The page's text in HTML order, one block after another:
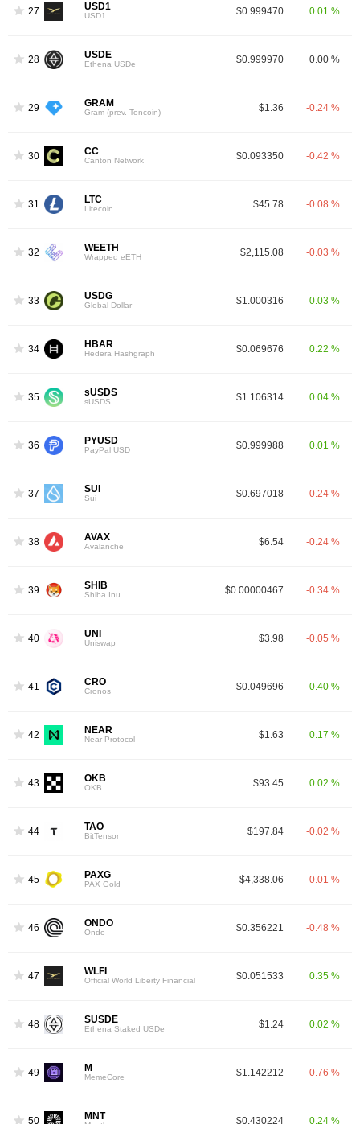
27 USD1
USD1 $0.999470 0.01 %
28 USDE
Ethena USDe $0.999970 0.00 %
29 GRAM
Gram (prev. Toncoin) $1.36 -0.24 %
30 CC
Canton Network $0.093350 -0.42 %
31 LTC
Litecoin $45.78 -0.08 %
32 WEETH
Wrapped eETH $2,115.08 -0.03 %
33 USDG
Global Dollar $1.000316 0.03 %
34 HBAR
Hedera Hashgraph $0.069676 0.22 %
35 sUSDS
sUSDS $1.106314 0.04 %
36 PYUSD
PayPal USD $0.999988 0.01 %
37 SUI
Sui $0.697018 -0.24 %
38 AVAX
Avalanche $6.54 -0.24 %
39 SHIB
Shiba Inu $0.00000467 -0.34 %
40 UNI
Uniswap $3.98 -0.05 %
41 CRO
Cronos $0.049696 0.40 %
42 NEAR
Near Protocol $1.63 0.17 %
43 OKB
OKB $93.45 0.02 %
44 TAO
BitTensor $197.84 -0.02 %
45 PAXG
PAX Gold $4,338.06 -0.01 %
46 ONDO
Ondo $0.356221 -0.48 %
47 WLFI
Official World Liberty Financial $0.051533 0.35 %
48 SUSDE
Ethena Staked USDe $1.24 0.02 %
49 M
MemeCore $1.142212 -0.76 %
50 MNT $0.430224 0.24 %